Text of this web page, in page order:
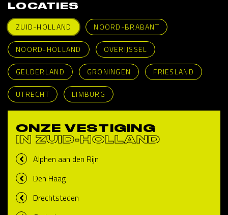
LOCATIES
ZUID-HOLLAND
NOORD-BRABANT
NOORD-HOLLAND OVERIJSSEL
GELDERLAND GRONINGEN FRIESLAND
UTRECHT LIMBURG
ONZE VESTIGING
IN ZUID-HOLLAND
Alphen aan den Rijn
Den Haag
Drechtsteden